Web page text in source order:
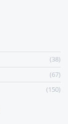
(38)
(67)
(150)